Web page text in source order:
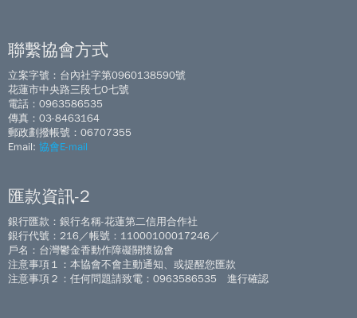
聯繫協會方式
立案字號：台內社字第0960138590號
花蓮市中央路三段七O七號
電話：0963586535
傳真：03-8463164
郵政劃撥帳號：06707355
Email: 協會E-mail
匯款資訊-2
銀行匯款：銀行名稱-花蓮第二信用合作社
銀行代號：216／帳號：11000100017246／
戶名：台灣鬱金香動作障礙關懷協會
注意事項１：本協會不會主動通知、或提醒您匯款
注意事項２：任何問題請致電：0963586535 進行確認